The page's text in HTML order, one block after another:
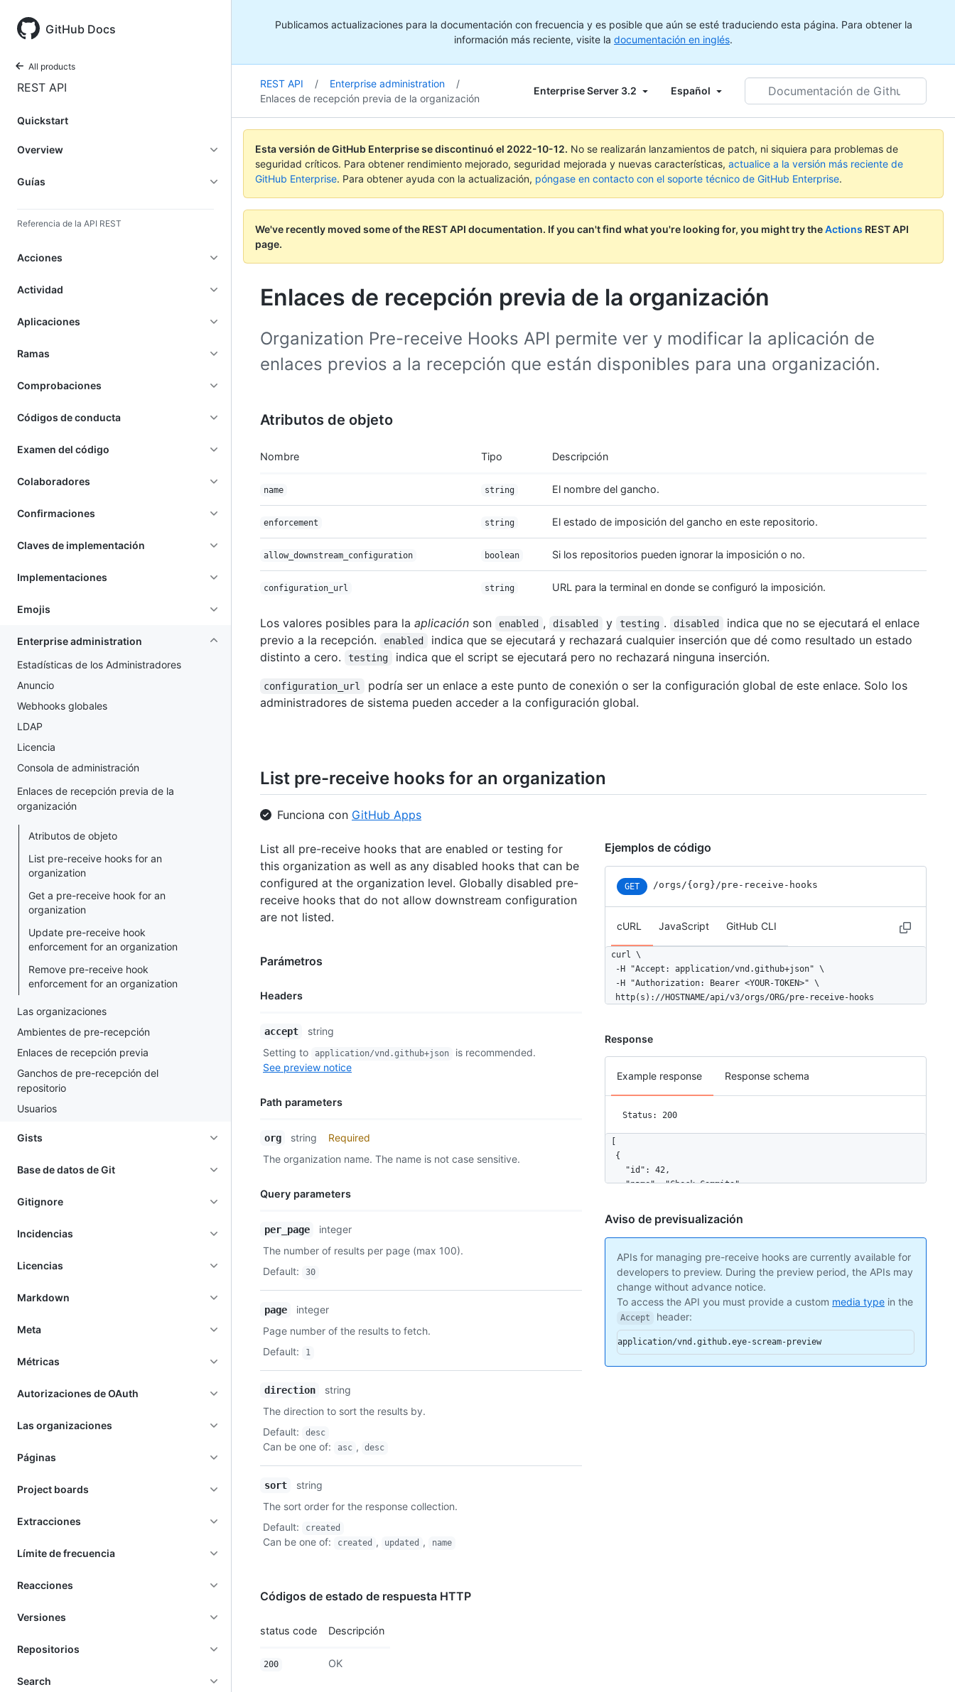
GitHub Docs
All products
REST API
Quickstart
Overview
Guías
Referencia de la API REST
Acciones
Actividad
Aplicaciones
Ramas
Comprobaciones
Códigos de conducta
Examen del código
Colaboradores
Confirmaciones
Claves de implementación
Implementaciones
Emojis
Enterprise administration
Estadísticas de los Administradores
Anuncio
Webhooks globales
LDAP
Licencia
Consola de administración
Enlaces de recepción previa de la
organización
Atributos de objeto
List pre-receive hooks for an
organization
Get a pre-receive hook for an
organization
Update pre-receive hook
enforcement for an organization
Remove pre-receive hook
enforcement for an organization
Las organizaciones
Ambientes de pre-recepción
Enlaces de recepción previa
Ganchos de pre-recepción del
repositorio
Usuarios
Gists
Base de datos de Git
Gitignore
Incidencias
Licencias
Markdown
Meta
Métricas
Autorizaciones de OAuth
Las organizaciones
Páginas
Project boards
Extracciones
Límite de frecuencia
Reacciones
Versiones
Repositorios
Search
Publicamos actualizaciones para la documentación con frecuencia y es posible que aún se esté traduciendo esta página. Para obtener la
información más reciente, visite la documentación en inglés.
REST API / Enterprise administration
/
Enlaces de recepción previa de la organización
Enterprise Server 3.2 Español
Documentación
de
de
búsqueda
Esta versión de GitHub Enterprise se discontinuó el 2022-10-12. No se realizarán lanzamientos de patch, ni siquiera para problemas de
seguridad críticos. Para obtener rendimiento mejorado, seguridad mejorada y nuevas características, actualice a la versión más reciente de
GitHub Enterprise. Para obtener ayuda con la actualización, póngase en contacto con el soporte técnico de GitHub Enterprise.
We've recently moved some of the REST API documentation. If you can't find what you're looking for, you might try theActions REST API
page.
Enlaces de recepción previa de la organización
Organization Pre-receive Hooks API permite ver y modificar la aplicación de
enlaces previos a la recepción que están disponibles para una organización.
Atributos de objeto
Nombre Tipo Descripción
name string El nombre del gancho.
enforcement string El estado de imposición del gancho en este repositorio.
allow_downstream_configuration boolean Si los repositorios pueden ignorar la imposición o no.
configuration_url string URL para la terminal en donde se configuró la imposición.
Los valores posibles para la aplicación son enabled , disabled y testing . disabled
indica que no se ejecutará el enlace
previo a la recepción.
enabled
indica que se ejecutará y rechazará cualquier inserción que dé como resultado un estado
distinto a cero.
testing indica que el script se ejecutará pero no rechazará ninguna inserción.
configuration_url
podría ser un enlace a este punto de conexión o ser la configuración global de este enlace. Solo los
administradores de sistema pueden acceder a la configuración global.
List pre-receive hooks for an organization
Funciona con GitHub Apps
List all pre-receive hooks that are enabled or testing for
this organization as well as any disabled hooks that can be
configured at the organization level. Globally disabled pre-
receive hooks that do not allow downstream configuration
are not listed.
Parámetros
Headers
Name,
Description
accept
string
Setting to
application/vnd.github+json
is recommended.
See preview notice
Path parameters
Name,
Description
org string
Required
The organization name. The name is not case sensitive.
Query parameters
Name,
Description
per_page
integer
The number of results per page (max 100).
Default: 30
page
integer
Page number of the results to fetch.
Default: 1
direction
string
The direction to sort the results by.
Default: desc
Can be one of: asc , desc
sort
string
The sort order for the response collection.
Default: created
Can be one of: created , updated , name
Códigos de estado de respuesta HTTP
status code Descripción
200 OK
Ejemplos de código
GET /orgs/{org}/pre-receive-hooks
cURL JavaScript GitHub CLI
curl \
  -H "Accept: application/vnd.github+json" \
  -H "Authorization: Bearer <YOUR-TOKEN>" \
  http(s)://HOSTNAME/api/v3/orgs/ORG/pre-receive-hooks
Response
Example response Response schema
Status: 200
  {
    "id": 42,
    "name": "Check Commits",
"configuration_url": "https://github.example.com/api/v3/admin/
    "allow_downstream_configuration": true
  }
Aviso de previsualización
APIs for managing pre-receive hooks are currently available for
developers to preview. During the preview period, the APIs may
change without advance notice.
To access the API you must provide a custom media type in the
Accept header:
application/vnd.github.eye-scream-preview